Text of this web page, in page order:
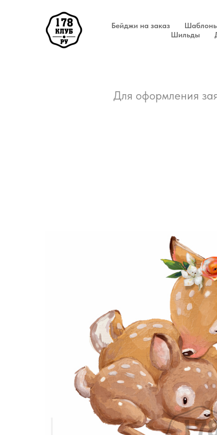
Бейджи на заказ
Шильды
Для оформления